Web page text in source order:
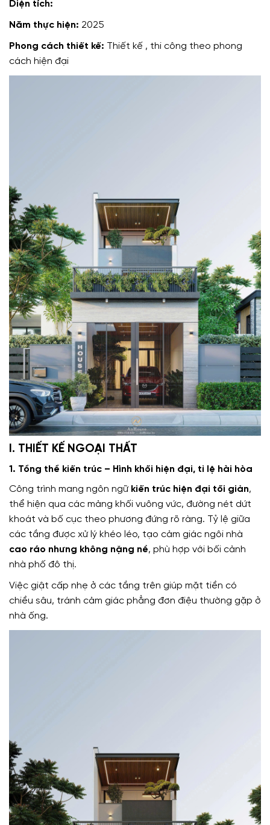
Diện tích:
Năm thực hiện: 2025
Phong cách thiết kế: Thiết kế , thi công theo phong
cách hiện đại
I. THIẾT KẾ NGOẠI THẤT
1. Tổng thể kiến trúc – Hình khối hiện đại, tỉ lệ hài hòa
Công trình mang ngôn ngữ kiến trúc hiện đại tối giản,
thể hiện qua các mảng khối vuông vức, đường nét dứt
khoát và bố cục theo phương đứng rõ ràng. Tỷ lệ giữa
các tầng được xử lý khéo léo, tạo cảm giác ngôi nhà
cao ráo nhưng không nặng nề, phù hợp với bối cảnh
nhà phố đô thị.
Việc giật cấp nhẹ ở các tầng trên giúp mặt tiền có
chiều sâu, tránh cảm giác phẳng đơn điệu thường gặp ở
nhà ống.